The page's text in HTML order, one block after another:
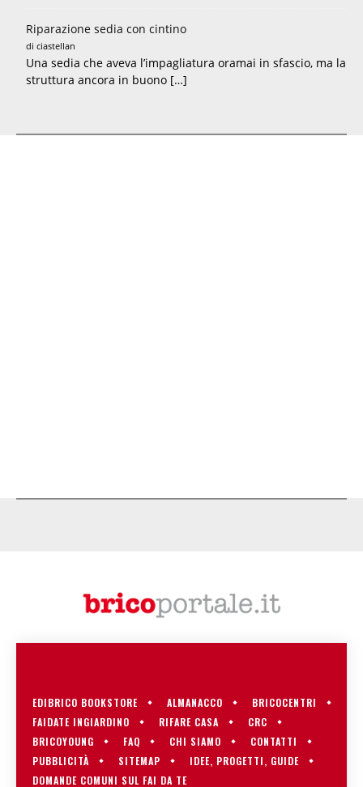
Riparazione sedia con cintino
di ciastellan
Una sedia che aveva l’impagliatura oramai in sfascio, ma la
struttura ancora in buono […]
EDIBRICO BOOKSTORE ALMANACCO
BRICOCENTRI
FAIDATE INGIARDINO
RIFARE CASA
CRC
BRICOYOUNG
FAQ CHI SIAMO
CONTATTI
PUBBLICITÀ
SITEMAP
IDEE, PROGETTI, GUIDE
DOMANDE COMUNI SUL FAI DA TE